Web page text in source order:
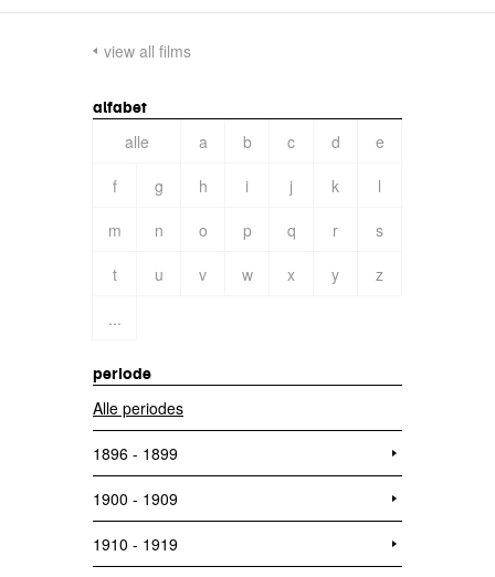
view all films
alfabet
alle a b c d
e
f
g h i j k
l
m
n o p q r
s
t
u v w x y
z
...
periode
Alle periodes
1896 - 1899
1900 - 1909
1910 - 1919